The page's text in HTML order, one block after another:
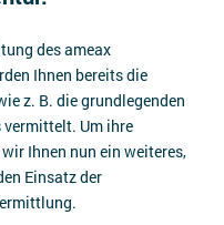
des ameax
Ihnen bereits die
z. B. die grundlegenden
Um ihre
Ihnen nun ein weiteres,
Einsatz der